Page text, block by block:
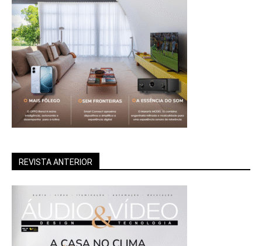
REVISTA ANTERIOR